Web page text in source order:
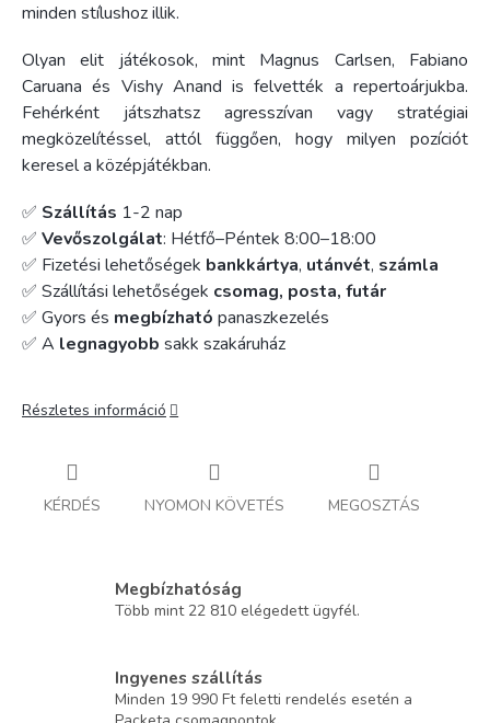
minden stílushoz illik.
Olyan elit játékosok, mint Magnus Carlsen, Fabiano
Caruana és Vishy Anand is felvették a repertoárjukba.
Fehérként játszhatsz agresszívan vagy stratégiai
megközelítéssel, attól függően, hogy milyen pozíciót
keresel a középjátékban.
✅ Szállítás 1-2 nap
✅ Vevőszolgálat: Hétfő–Péntek 8:00–18:00
✅ Fizetési lehetőségek bankkártya, utánvét, számla
✅ Szállítási lehetőségek csomag, posta, futár
✅ Gyors és megbízható panaszkezelés
✅ A legnagyobb sakk szakáruház
Részletes információ
KÉRDÉS NYOMON KÖVETÉS MEGOSZTÁS
Megbízhatóság
Több mint 22 810 elégedett ügyfél.
Ingyenes szállítás
Minden 19 990 Ft feletti rendelés esetén a